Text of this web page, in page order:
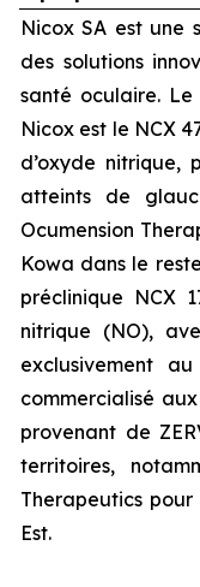
Nicox SA est une
des solutions
santé oculaire.
Nicox est le NCX
d’oxyde nitrique,
atteints de
Ocumension
Kowa dans le
préclinique NCX
nitrique (NO),
exclusivement
commercialisé
provenant de
territoires,
Therapeutics pour
Est.